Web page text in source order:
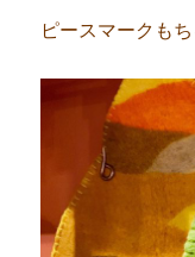
ピースマークも